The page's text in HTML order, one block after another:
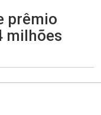
prêmio
milhões